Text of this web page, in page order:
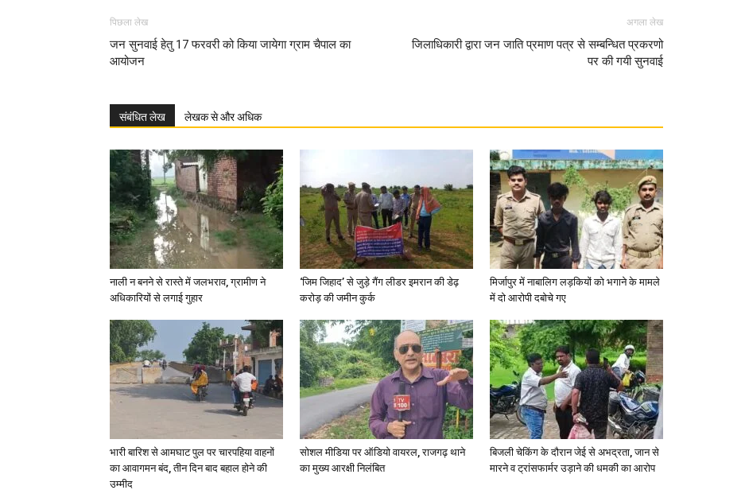
पिछला लेख
जन सुनवाई हेतु 17 फरवरी को किया जायेगा ग्राम चैपाल का
आयोजन
अगला लेख
जिलाधिकारी द्वारा जन जाति प्रमाण पत्र से सम्बन्धित प्रकरणो
पर की गयी सुनवाई
संबंधित लेख लेखक से और अधिक
नाली न बनने से रास्ते में जलभराव, ग्रामीण ने
अधिकारियों से लगाई गुहार
‘जिम जिहाद’ से जुड़े गैंग लीडर इमरान की डेढ़
करोड़ की जमीन कुर्क
मिर्जापुर में नाबालिग लड़कियों को भगाने के मामले
में दो आरोपी दबोचे गए
भारी बारिश से आमघाट पुल पर चारपहिया वाहनों
का आवागमन बंद, तीन दिन बाद बहाल होने की
उम्मीद
सोशल मीडिया पर ऑडियो वायरल, राजगढ़ थाने
का मुख्य आरक्षी निलंबित
बिजली चेकिंग के दौरान जेई से अभद्रता, जान से
मारने व ट्रांसफार्मर उड़ाने की धमकी का आरोप